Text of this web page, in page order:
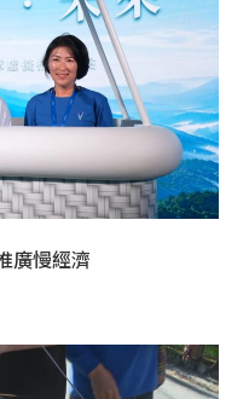
廣慢經濟